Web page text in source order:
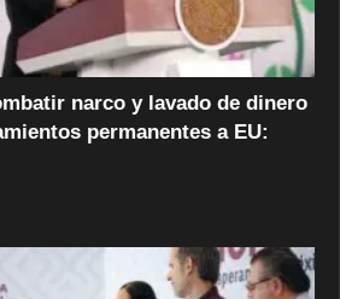
narco y lavado de dinero
permanentes a EU: